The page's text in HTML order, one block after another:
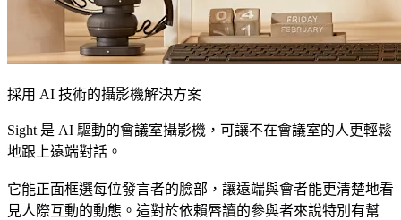
採用 AI 技術的攝影機解決方案
Sight 是 AI 驅動的會議室攝影機，可讓不在會議室的人更輕鬆
地跟上遠端對話。
它能正面框選每位發言者的臉部，讓遠端與會者能更清楚地看
見人際互動的動態。這對於依賴唇讀的參與者來說特別有幫